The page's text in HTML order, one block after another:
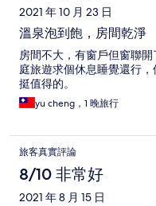
2021 年 10 月 23 日
溫泉泡到飽，房間乾淨
房間不大，有窗戶但窗聯
庭旅遊求個休息睡覺還行
挺值得的。
yu cheng，1 晚旅行
旅客真實評論
8/10 非常好
2021 年 8 月 15 日